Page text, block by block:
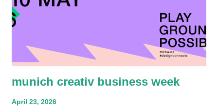
munich creativ business week
April 23, 2026